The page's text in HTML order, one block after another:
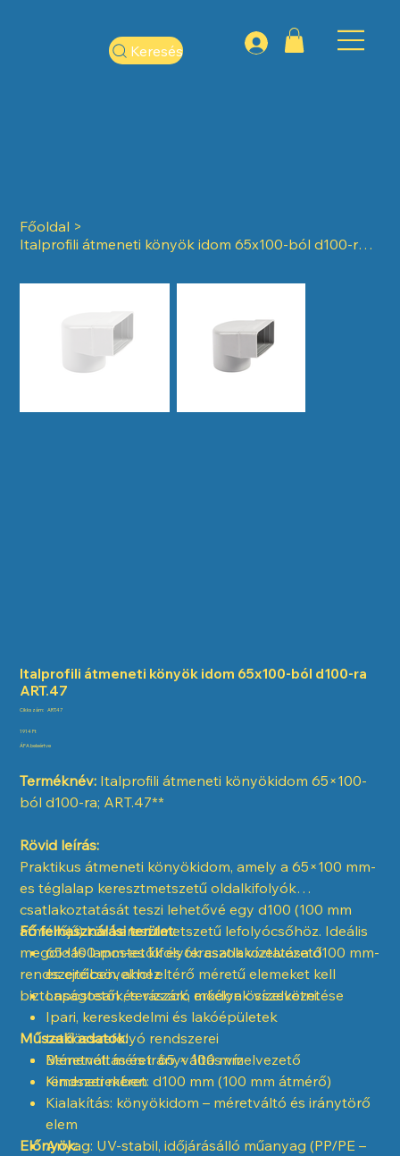
Keresés
Főoldal >
Italprofili átmeneti könyök idom 65x100-ból d100-ra ART.47
Italprofili átmeneti könyök idom 65x100-ból d100-ra
ART.47
Cikkszám: Cikkszám:
ART.47
Ár
1914 Ft
ÁFA beleértve
Terméknév: Italprofili átmeneti könyökidom 65×100-
ból d100-ra; ART.47**
Rövid leírás:
Praktikus átmeneti könyökidom, amely a 65×100 mm-
es téglalap keresztmetszetű oldalkifolyók
csatlakoztatását teszi lehetővé egy d100 (100 mm
átmérőjű) kör keresztmetszetű lefolyócsőhöz. Ideális
megoldás lapostetők és teraszok vízelvezető
rendszereiben, ahol eltérő méretű elemeket kell
biztonságosan és vízzáró módon összekötni.
Fő felhasználási terület:
65×100 mm-es kifolyók csatlakoztatása d100 mm-
es ejtőcsövekhez
Lapostetők, teraszok, erkélyek vízelvezetése
Ipari, kereskedelmi és lakóépületek
tetőösszefolyó rendszerei
Méretváltás és irányváltás vízelvezető
rendszerekben
Műszaki adatok:
Bemeneti méret: 65 × 100 mm
Kimeneti méret: d100 mm (100 mm átmérő)
Kialakítás: könyökidom – méretváltó és iránytörő
elem
Anyag: UV-stabil, időjárásálló műanyag (PP/PE –
Előnyök: